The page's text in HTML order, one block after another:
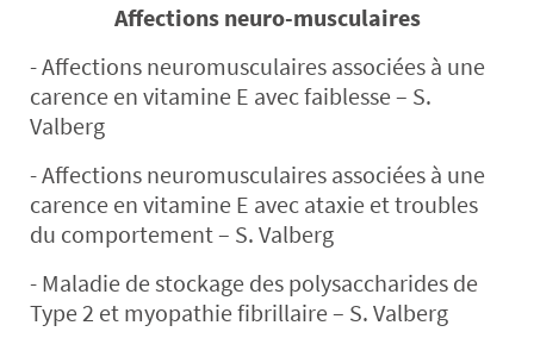
Affections neuro-musculaires
- Affections neuromusculaires associées à une
carence en vitamine E avec faiblesse – S.
Valberg
- Affections neuromusculaires associées à une
carence en vitamine E avec ataxie et troubles
du comportement – S. Valberg
- Maladie de stockage des polysaccharides de
Type 2 et myopathie fibrillaire – S. Valberg